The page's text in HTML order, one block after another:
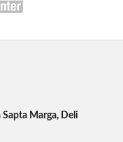
Marga, Deli